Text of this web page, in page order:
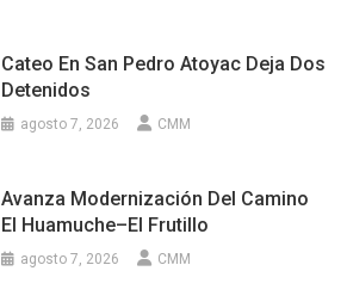
Cateo En San Pedro Atoyac Deja Dos
Detenidos
agosto 7, 2026 CMM
Avanza Modernización Del Camino
El Huamuche–El Frutillo
agosto 7, 2026 CMM